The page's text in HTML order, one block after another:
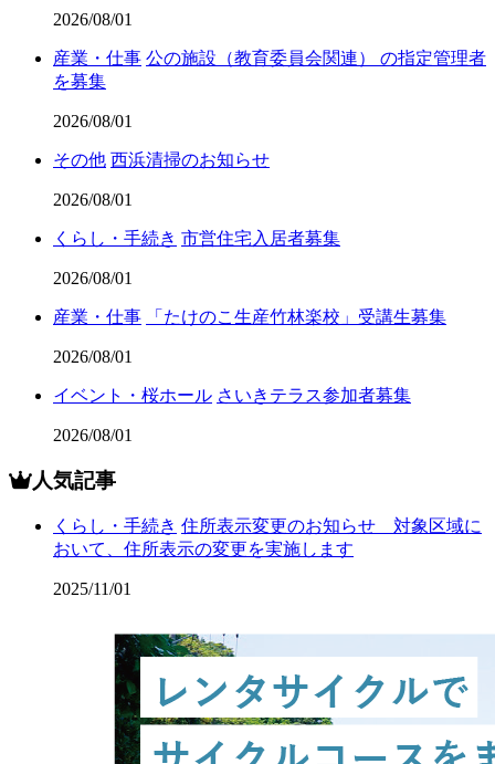
2026/08/01
産業・仕事 公の施設（教育委員会関連） の指定管理者
を募集
2026/08/01
その他 西浜清掃のお知らせ
2026/08/01
くらし・手続き 市営住宅入居者募集
2026/08/01
産業・仕事 「たけのこ生産竹林楽校」受講生募集
2026/08/01
イベント・桜ホール さいきテラス参加者募集
2026/08/01
人気記事
くらし・手続き 住所表示変更のお知らせ 対象区域に
おいて、住所表示の変更を実施します
2025/11/01